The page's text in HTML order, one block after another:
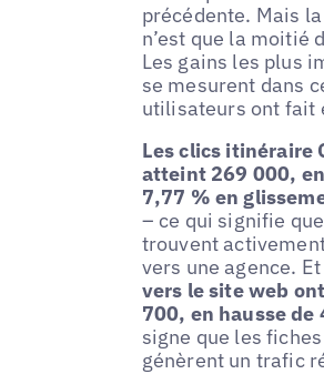
précédente. Mais
n’est que la moitié
Les gains les plus
se mesurent dans
utilisateurs ont fait
Les clics itinéraire
atteint 269 000,
7,77 % en
– ce qui signifie
trouvent
vers une agence. Et
vers le site web
700, en hausse de
signe que les
génèrent un trafic